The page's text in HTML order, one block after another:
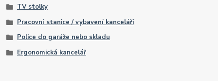
TV stolky
Pracovní stanice / vybavení kanceláří
Police do garáže nebo skladu
Ergonomická kancelář